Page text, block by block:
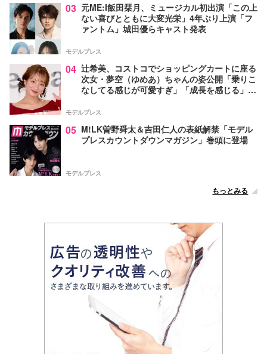
03 元ME:I飯田栞月、ミュージカル初出演「この上
ない喜びとともに大変光栄」4年ぶり上演「フ
ァントム」城田優らキャスト発表
モデルプレス
04 辻希美、コストコでショッピングカートに座る
次女・夢空（ゆめあ）ちゃんの姿公開「乗りこ
なしてる感じが可愛すぎ」「成長を感じる」の
モデルプレス
05 M!LK曽野舜太＆吉田仁人の表紙解禁「モデル
プレスカウントダウンマガジン」巻頭に登場
モデルプレス
もっとみる